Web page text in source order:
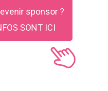
sponsor ?
SONT ICI